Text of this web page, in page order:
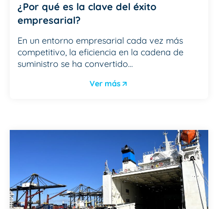
¿Por qué es la clave del éxito
empresarial?
En un entorno empresarial cada vez más
competitivo, la eficiencia en la cadena de
suministro se ha convertido…
Ver más